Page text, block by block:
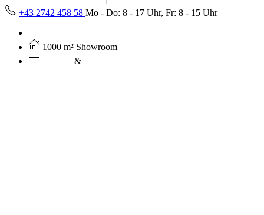
+43 2742 458 58 Mo - Do: 8 - 17 Uhr, Fr: 8 - 15 Uhr
1000 m² Showroom
&